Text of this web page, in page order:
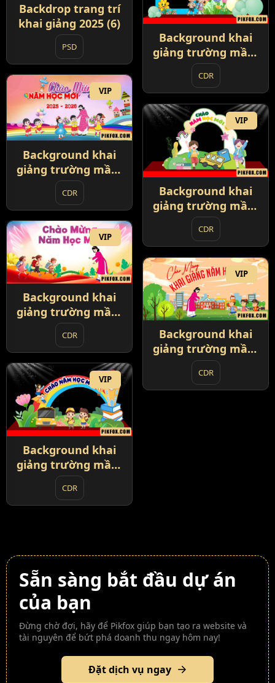
Backdrop trang trí
khai giảng 2025 (6)
PSD
Background khai
giảng trường mầm
non 2025 (2)
CDR
VIP
Background khai
giảng trường mầm
non 2025 (3)
CDR
VIP
Background khai
giảng trường mầm
non 2025 (4)
CDR
VIP
Background khai
giảng trường mầm
non 2025 (5)
CDR
VIP
Background khai
giảng trường mầm
non 2025 (6)
CDR
VIP
Background khai
giảng trường mầm
non 2025 (7)
CDR
Sẵn sàng bắt đầu dự án
của bạn
Đừng chờ đợi, hãy để Pikfox giúp bạn tạo ra website và
tài nguyên để bứt phá doanh thu ngay hôm nay!
Đặt dịch vụ ngay